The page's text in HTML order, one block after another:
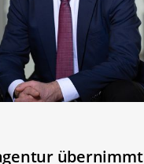
übernimmt